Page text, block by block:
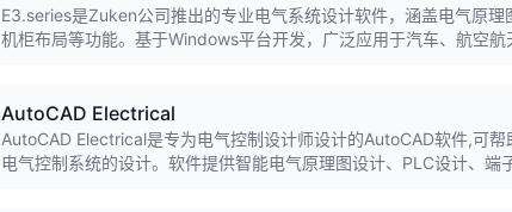
E3.series是Zuken公司推出的专业电气系统设计软件，涵盖电气原理
机柜布局等功能。基于Windows平台开发，广泛应用于汽车、航空航
AutoCAD Electrical
AutoCAD Electrical是专为电气控制设计师设计的AutoCAD软件,可帮
电气控制系统的设计。软件提供智能电气原理图设计、PLC设计、端